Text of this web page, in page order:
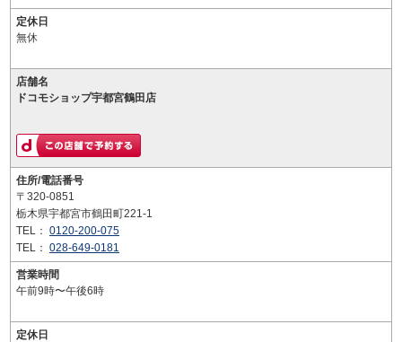
定休日
無休
店舗名
ドコモショップ宇都宮鶴田店
住所/電話番号
〒320-0851
栃木県宇都宮市鶴田町221-1
TEL： 0120-200-075
TEL： 028-649-0181
営業時間
午前9時〜午後6時
定休日